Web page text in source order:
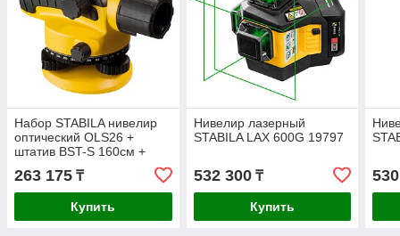
Набор STABILA нивелир
оптический OLS26 +
штатив BST-S 160см +
рейка TNL 500см 18460
263 175 ₸
Купить
Нивелир лазерный
STABILA LAX 600G 19797
532 300₸
Купить